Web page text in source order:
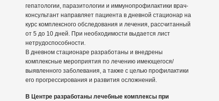
гепатологии, паразитологии и иммунопрофилактики врач-
консультант направляет пациента в дневной стационар на
курс комплексного обследования и лечения, рассчитанный
от 5 до 10 дней. При необходимости выдается лист
нетрудоспособности.
В дневном стационаре разработаны и внедрены
комплексные мероприятия по лечению имеющегося/
выявленного заболевания, а также с целью профилактики
его прогрессирования и развития осложнений.
В Центре разработаны лечебные комплексы при